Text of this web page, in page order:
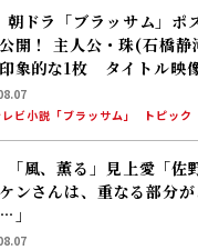
朝ドラ「ブラッサム」ポ
開！ 主人公・珠(石橋静
象的な1枚 タイトル映
りは三條雅幸アナ
ビ小説「ブラッサム」
トピック
「風、薫る」見上愛「佐
ンさんは、重なる部分が